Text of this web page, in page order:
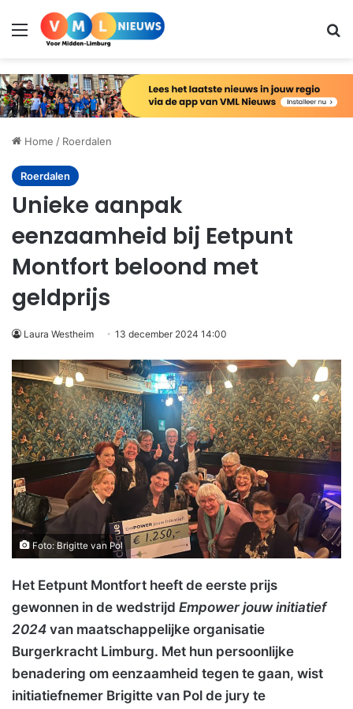
Menu
Home / Roerdalen
Roerdalen
Unieke aanpak
eenzaamheid bij Eetpunt
Montfort beloond met
geldprijs
Laura Westheim 13 december 2024 14:00
Foto: Brigitte van Pol
Het Eetpunt Montfort heeft de eerste prijs
gewonnen in de wedstrijd Empower jouw initiatief
2024 van maatschappelijke organisatie
Burgerkracht Limburg. Met hun persoonlijke
benadering om eenzaamheid tegen te gaan, wist
initiatiefnemer Brigitte van Pol de jury te